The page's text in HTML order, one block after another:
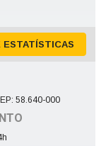
ESTATÍSTICAS
58.640-000